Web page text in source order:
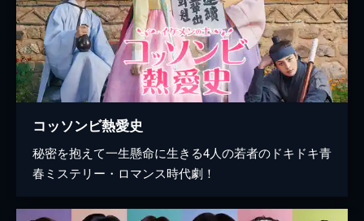
コッソンビ熱愛史
秘密を抱えて一生懸命に生きる4人の若者のドキドキ青
春ミステリー・ロマンス時代劇！